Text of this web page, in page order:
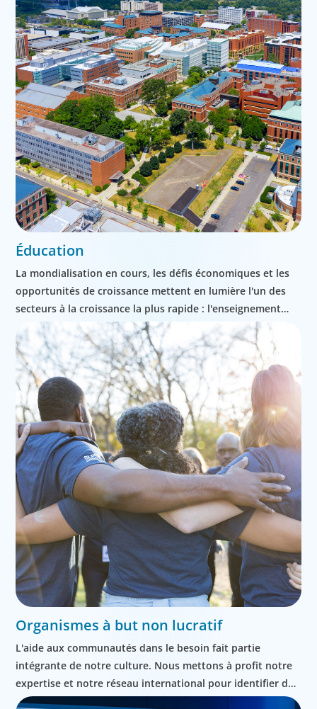
Éducation
La mondialisation en cours, les défis économiques et les
opportunités de croissance mettent en lumière l'un des
secteurs à la croissance la plus rapide : l'enseignement
supérieur, postuniversitaire et professionnel.
Organismes à but non lucratif
L'aide aux communautés dans le besoin fait partie
intégrante de notre culture. Nous mettons à profit notre
expertise et notre réseau international pour identifier des
personnes exceptionnelles et les accompagner dans la